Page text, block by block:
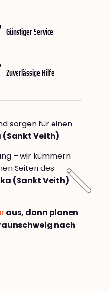
Günstiger Service
Zuverlässige Hilfe
sorgen für einen
(Sankt Veith)
– wir kümmern
Seiten des
(Sankt Veith)
aus, dann planen
nach